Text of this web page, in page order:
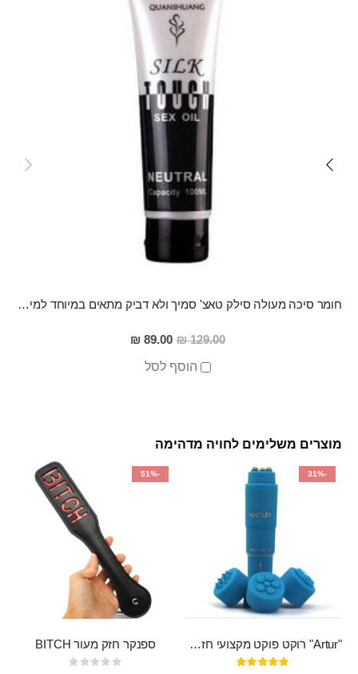
חומר סיכה מעולה סילק טאצ' סמיך ולא דביק מתאים במיוחד למין אנאלי
129.00 ₪
מחיר
מבצע
89.00 ₪
הוסף לסל
מוצרים משלימים לחויה מדהימה
-31%
"Artur" רוקט פוקט מקצועי חזק במיוחד
דירוג:
-51%
ספנקר חזק מעור BITCH
Rating: